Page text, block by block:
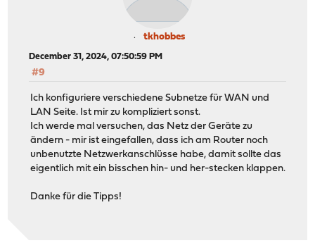
tkhobbes
December 31, 2024, 07:50:59 PM
#9
Ich konfiguriere verschiedene Subnetze für WAN und
LAN Seite. Ist mir zu kompliziert sonst.
Ich werde mal versuchen, das Netz der Geräte zu
ändern - mir ist eingefallen, dass ich am Router noch
unbenutzte Netzwerkanschlüsse habe, damit sollte das
eigentlich mit ein bisschen hin- und her-stecken klappen.
Danke für die Tipps!